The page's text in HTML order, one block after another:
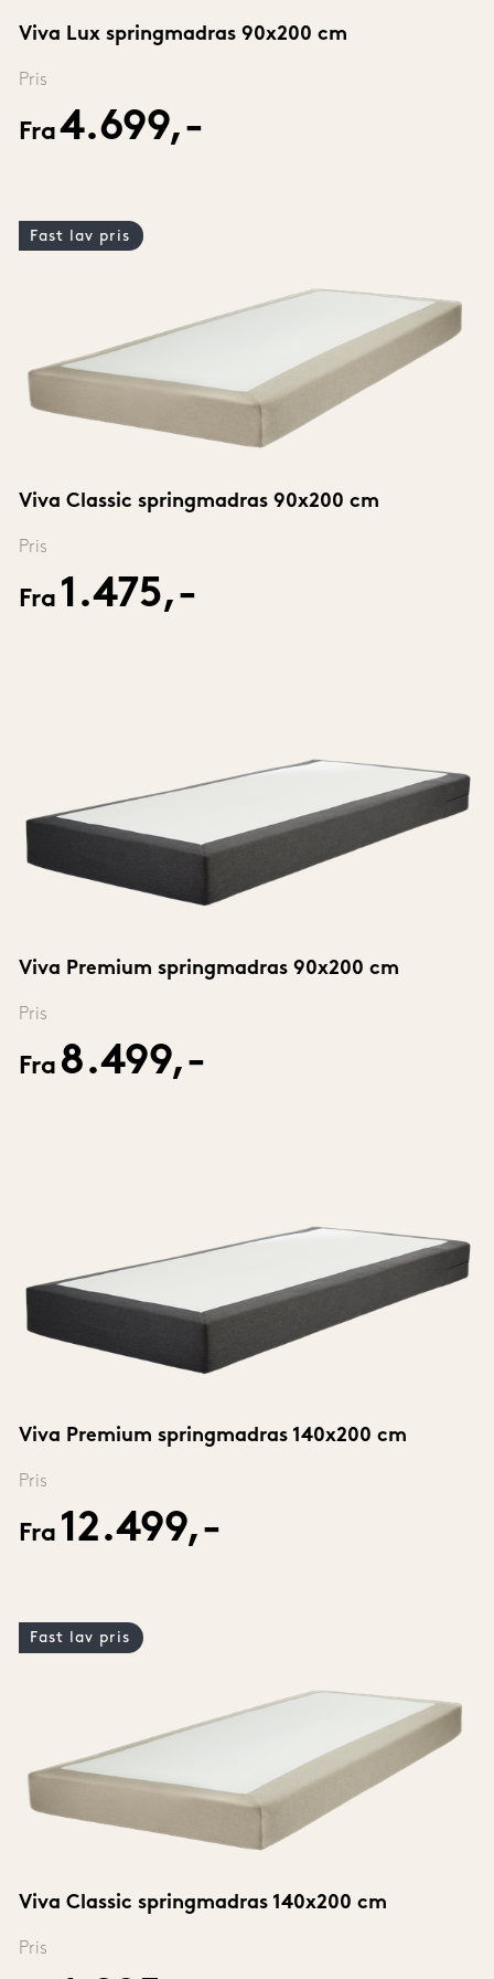
Viva Lux springmadras 90x200 cm
Pris
Fra4.699,-
Viva Classic springmadras 90x200 cm
Pris
Fra 1.475,-
Fast lav pris
Viva Premium springmadras 90x200 cm
Pris
Fra 8.499,-
Viva Premium springmadras 140x200 cm
Pris
Fra 12.499,-
Viva Classic springmadras 140x200 cm
Pris
Fast lav pris